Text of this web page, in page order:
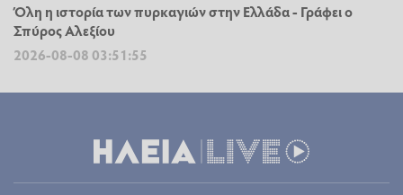
Όλη η ιστορία των πυρκαγιών στην Ελλάδα - Γράφει ο
Σπύρος Αλεξίου
2026-08-08 03:51:55